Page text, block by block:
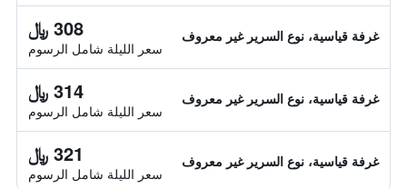
غرفة قياسية، نوع السرير غير معروف 308 ﷼
سعر الليلة شامل الرسوم
غرفة قياسية، نوع السرير غير معروف 314 ﷼
سعر الليلة شامل الرسوم
غرفة قياسية، نوع السرير غير معروف 321 ﷼
سعر الليلة شامل الرسوم